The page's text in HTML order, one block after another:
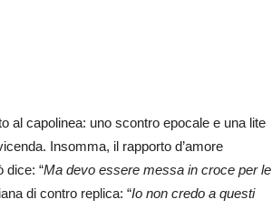
al capolinea: uno scontro epocale e una lite
Insomma, il rapporto d’amore
dice: “Ma devo essere messa in croce per le
di contro replica: “Io non credo a questi